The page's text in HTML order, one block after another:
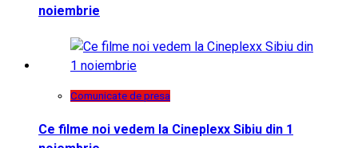
noiembrie
Comunicate de presa
Ce filme noi vedem la Cineplexx Sibiu din 1